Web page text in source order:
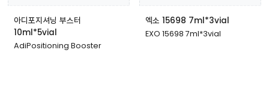
아디포지셔닝 부스터
10ml*5vial
AdiPositioning Booster
엑소 15698 7ml*3vial
EXO 15698 7ml*3vial